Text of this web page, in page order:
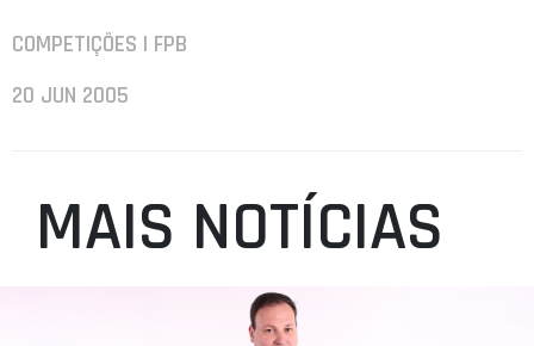
COMPETIÇÕES | FPB
20 JUN 2005
MAIS NOTÍCIAS